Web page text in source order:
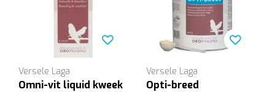
Versele Laga
Omni-vit liquid kweek
Versele Laga
Opti-breed